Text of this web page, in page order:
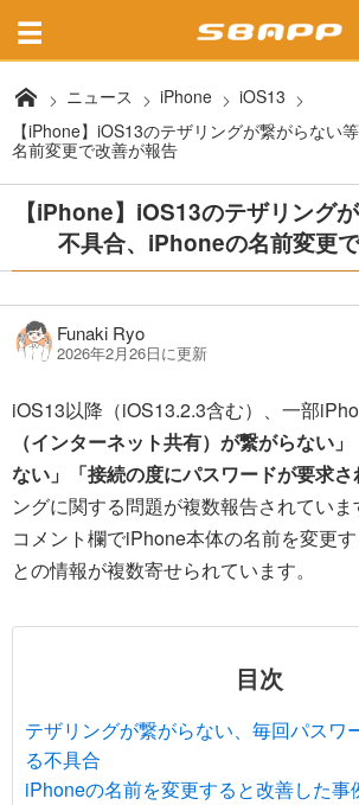
ニュース iPhone
iOS13
【iPhone】iOS13のテザリングが繋がらない
名前変更で改善が報告
【iPhone】iOS13のテザリング
不具合、iPhoneの名前変更
Funaki Ryo
2026年2月26日に更新
iOS13以降（iOS13.2.3含む）、一部
（インターネット共有）が繋がらない」
ない」
「接続の度にパスワードが要求さ
ングに関する問題が複数報告されてい
コメント欄でiPhone本体の名前を変更
との情報が複数寄せられています。
目次
テザリングが繋がらない、毎回パスワ
る不具合
iPhoneの名前を変更すると改善した事